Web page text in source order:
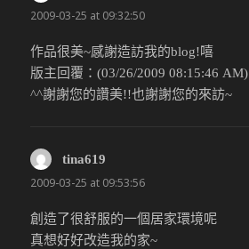
2009-03-25 at 09:32:50
作品很美~感謝造訪我的blog!嘻
版主回覆：(03/26/2009 08:15:46 AM)
^^謝謝您的讚美!!也謝謝您的來訪~
tina619
2009-03-25 at 09:53:56
創造了很舒服的一個居家環境呢
真想好好改造我的家~